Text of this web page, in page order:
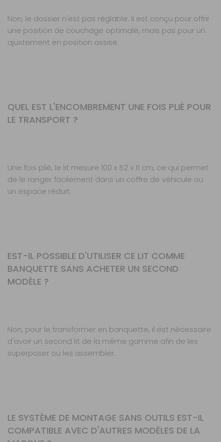
Non, le dossier n'est pas réglable. Il est conçu pour offrir
une position de couchage optimale, mais pas pour un
ajustement en position assise.
QUEL EST L'ENCOMBREMENT UNE FOIS PLIÉ POUR
LE TRANSPORT ?
Une fois plié, le lit mesure 100 x 52 x 11 cm, ce qui permet
de le ranger facilement dans un coffre de véhicule ou
un espace réduit.
EST-IL POSSIBLE D'UTILISER CE LIT COMME
BANQUETTE SANS ACHETER UN SECOND
MODÈLE ?
Non, pour le transformer en banquette, il est nécessaire
d'avoir un second lit de la même gamme afin de les
superposer ou les assembler.
LE SYSTÈME DE MONTAGE SANS OUTILS EST-IL
COMPATIBLE AVEC D'AUTRES MODÈLES DE LA